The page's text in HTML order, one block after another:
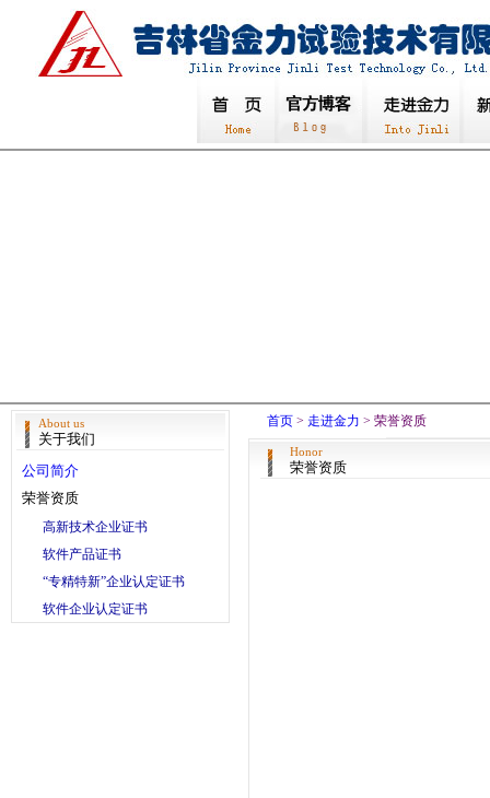
About us
关于我们
公司简介
荣誉资质
高新技术企业证书
软件产品证书
“专精特新”企业认定证书
软件企业认定证书
首页 > 走进金力 > 荣誉资质
Honor
荣誉资质